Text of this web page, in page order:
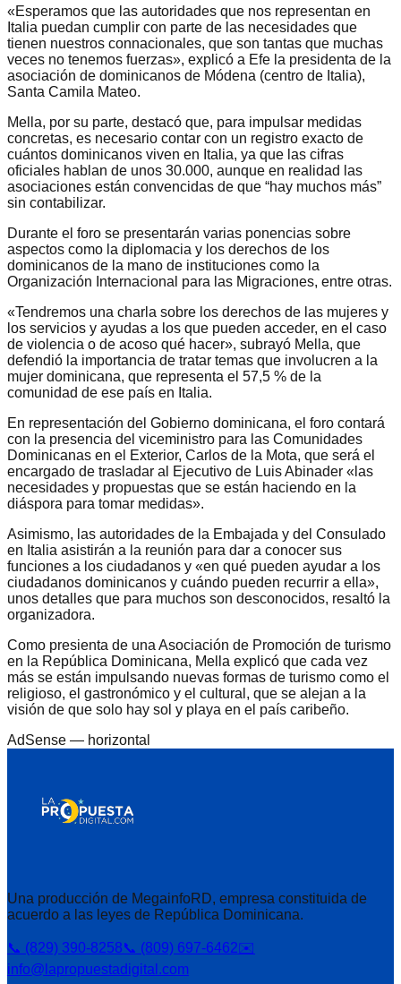
«Esperamos que las autoridades que nos representan en
Italia puedan cumplir con parte de las necesidades que
tienen nuestros connacionales, que son tantas que muchas
veces no tenemos fuerzas», explicó a Efe la presidenta de la
asociación de dominicanos de Módena (centro de Italia),
Santa Camila Mateo.
Mella, por su parte, destacó que, para impulsar medidas
concretas, es necesario contar con un registro exacto de
cuántos dominicanos viven en Italia, ya que las cifras
oficiales hablan de unos 30.000, aunque en realidad las
asociaciones están convencidas de que “hay muchos más”
sin contabilizar.
Durante el foro se presentarán varias ponencias sobre
aspectos como la diplomacia y los derechos de los
dominicanos de la mano de instituciones como la
Organización Internacional para las Migraciones, entre otras.
«Tendremos una charla sobre los derechos de las mujeres y
los servicios y ayudas a los que pueden acceder, en el caso
de violencia o de acoso qué hacer», subrayó Mella, que
defendió la importancia de tratar temas que involucren a la
mujer dominicana, que representa el 57,5 % de la
comunidad de ese país en Italia.
En representación del Gobierno dominicana, el foro contará
con la presencia del viceministro para las Comunidades
Dominicanas en el Exterior, Carlos de la Mota, que será el
encargado de trasladar al Ejecutivo de Luis Abinader «las
necesidades y propuestas que se están haciendo en la
diáspora para tomar medidas».
Asimismo, las autoridades de la Embajada y del Consulado
en Italia asistirán a la reunión para dar a conocer sus
funciones a los ciudadanos y «en qué pueden ayudar a los
ciudadanos dominicanos y cuándo pueden recurrir a ella»,
unos detalles que para muchos son desconocidos, resaltó la
organizadora.
Como presienta de una Asociación de Promoción de turismo
en la República Dominicana, Mella explicó que cada vez
más se están impulsando nuevas formas de turismo como el
religioso, el gastronómico y el cultural, que se alejan a la
visión de que solo hay sol y playa en el país caribeño.
AdSense — horizontal
Una producción de MegainfoRD, empresa constituida de
acuerdo a las leyes de República Dominicana.
📞 (829) 390-8258📞 (809) 697-6462✉️
info@lapropuestadigital.com